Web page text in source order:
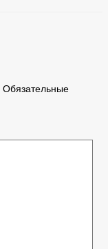
Обязательные